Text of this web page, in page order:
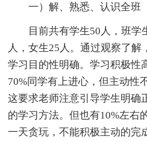
一）解、熟悉、认识全班
目前共有学生50人，班学
人，女生25人。通过观察了
学习目的性明确。学习积极性
70%同学有上进心，但主动性
这要求老师注意引导学生明确
的学习方法。但也有10%左右
一天贪玩，不能积极主动的完